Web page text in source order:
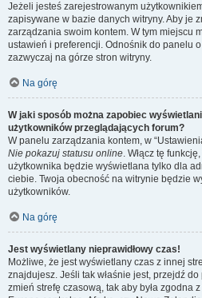
Jeżeli jesteś zarejestrowanym
zapisywane w bazie danych witryny. Aby je
zarządzania swoim kontem. W tym miejscu
ustawień i preferencji. Odnośnik do panelu
zazwyczaj na górze stron witryny.
Na górę
W jaki sposób można zapobiec
użytkowników przeglądających forum?
W panelu zarządzania kontem, w
Nie pokazuj statusu online. Włącz tę
użytkownika będzie wyświetlana tylko dla
ciebie. Twoja obecność na witrynie będzie
użytkowników.
Na górę
Jest wyświetlany nieprawidłowy czas!
Możliwe, że jest wyświetlany czas z innej
znajdujesz. Jeśli tak właśnie jest, przejdź
zmień strefę czasową, tak aby była zgodna